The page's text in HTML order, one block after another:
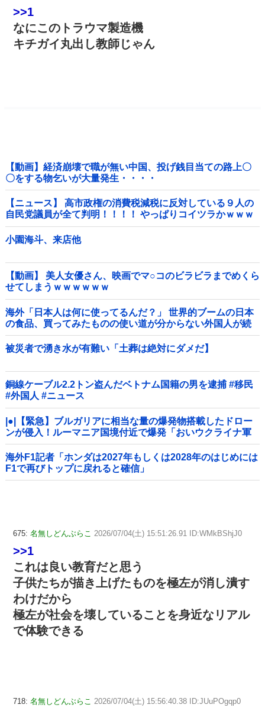
>>1
なにこのトラウマ製造機
キチガイ丸出し教師じゃん
【動画】経済崩壊で職が無い中国、投げ銭目当ての路上〇
〇をする物乞いが大量発生・・・・
【ニュース】 高市政権の消費税減税に反対している９人の
自民党議員が全て判明！！！！ やっぱりコイツラかｗｗｗ
ｗｗ
小園海斗、来店他
【動画】 美人女優さん、映画でマ○コのビラビラまでめくら
せてしまうｗｗｗｗｗｗ
海外「日本人は何に使ってるんだ？」 世界的ブームの日本
の食品、買ってみたものの使い道が分からない外国人が続
出
被災者で湧き水が有難い「土葬は絶対にダメだ】
銅線ケーブル2.2トン盗んだベトナム国籍の男を逮捕 #移民
#外国人 #ニュース
|●|【緊急】ブルガリアに相当な量の爆発物搭載したドロー
ンが侵入！ルーマニア国境付近で爆発「おいウクライナ軍
がよく使う機種だぞ」
海外F1記者「ホンダは2027年もしくは2028年のはじめには
F1で再びトップに戻れると確信」
675: 名無しどんぶらこ 2026/07/04(土) 15:51:26.91 ID:WMkBShjJ0
>>1
これは良い教育だと思う
子供たちが描き上げたものを極左が消し潰す
わけだから
極左が社会を壊していることを身近なリアル
で体験できる
718: 名無しどんぶらこ 2026/07/04(土) 15:56:40.38 ID:JUuPOgqp0